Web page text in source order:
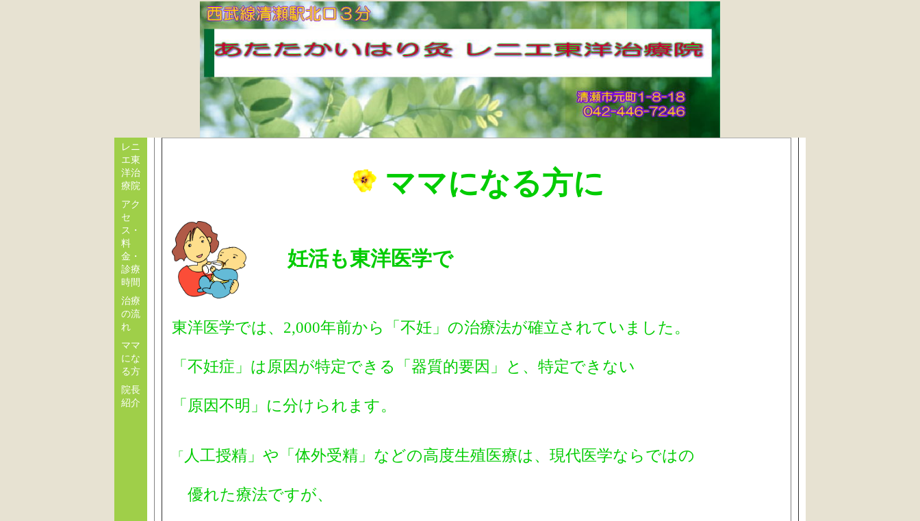
レニ
エ東
洋治
療院
アク
セ
ス・
料
金・
診療
時間
治療
の流
れ
ママ
にな
る方
院長
紹介
ママになる方に
妊活も東洋医学で
東洋医学では、2,000年前から「不妊」の治療法が確立されていました。
「不妊症」は原因が特定できる「器質的要因」と、特定できない
「原因不明」に分けられます。
「 人工授精」や「体外受精」などの高度生殖医療は、現代医学ならではの
優れた療法ですが、